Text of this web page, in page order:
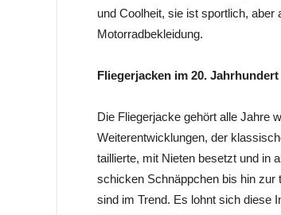
und Coolheit, sie ist sportlich, aber
Motorradbekleidung.
Fliegerjacken im 20. Jahrhundert
Die Fliegerjacke gehört alle Jahre
Weiterentwicklungen, der
taillierte, mit Nieten besetzt und in
schicken Schnäppchen bis hin zur
sind im Trend. Es lohnt sich diese